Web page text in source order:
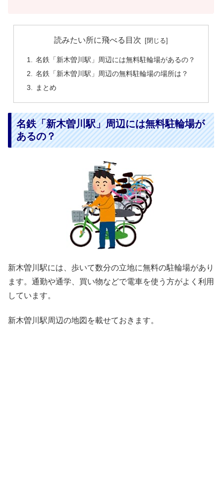
読みたい所に飛べる目次
名鉄「新木曽川駅」周辺には無料駐輪場があるの？
名鉄「新木曽川駅」周辺の無料駐輪場の場所は？
まとめ
名鉄「新木曽川駅」周辺には無料駐輪場が
あるの？
新木曽川駅には、歩いて数分の立地に無料の駐輪場があり
ます。通勤や通学、買い物などで電車を使う方がよく利用
しています。
新木曽川駅周辺の地図を載せておきます。